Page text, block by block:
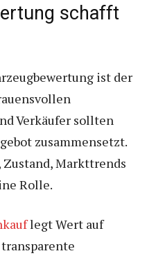
schafft
ist der
Verkäufer sollten
zusammensetzt.
Markttrends
Rolle.
legt Wert auf